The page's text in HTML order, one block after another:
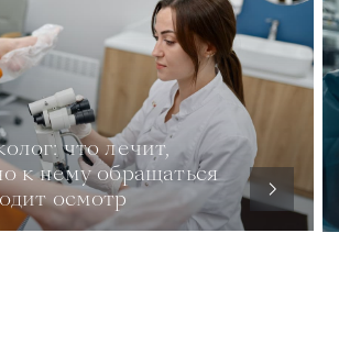
что лечит,
к нему обращаться
осмотр